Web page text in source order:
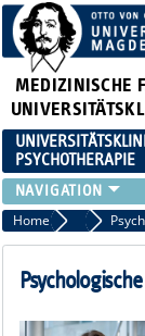
MEDIZINISCHE
PSYCHOTHERAPIE
FÜR PATIENTEN
TEAM
ZUWEISER
FORSCHUNG
Home